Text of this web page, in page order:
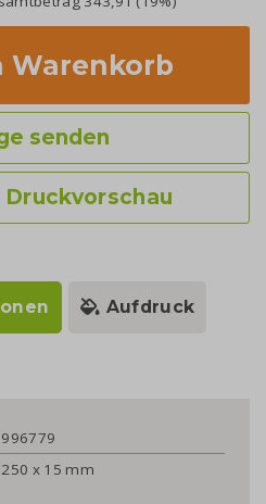
Warenkorb
senden
Aufdruck
996779
250 x 15 mm